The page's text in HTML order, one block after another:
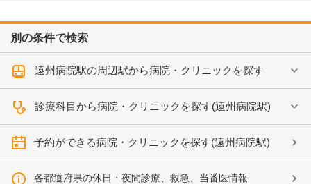
別の条件で検索
遠州病院駅の周辺駅から病院・クリニックを探す
診療科目から病院・クリニックを探す(遠州病院駅)
予約ができる病院・クリニックを探す(遠州病院駅)
各都道府県の休日・夜間診療、救急、当番医情報